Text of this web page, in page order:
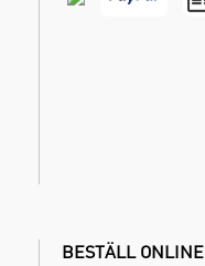
BESTÄLL ONLINE